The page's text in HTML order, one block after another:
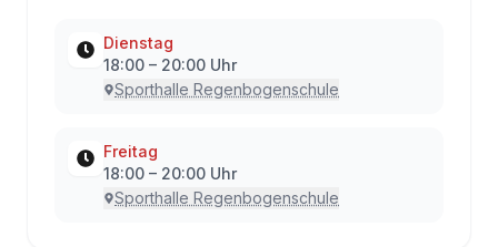
Dienstag
18:00 – 20:00 Uhr
Sporthalle Regenbogenschule
Freitag
18:00 – 20:00 Uhr
Sporthalle Regenbogenschule